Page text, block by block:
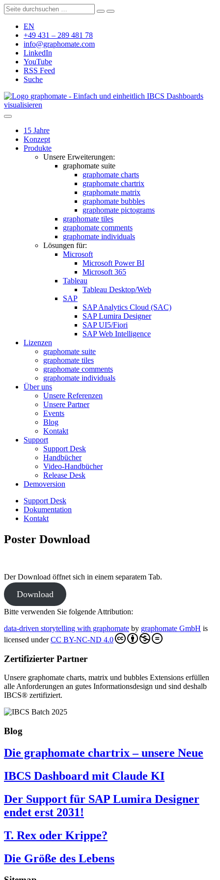
EN
+49 431 – 289 481 78
info@graphomate.com
LinkedIn
YouTube
RSS Feed
Suche
graphomate - Einfach und einheitlich IBCS Dashboards
visualisieren
15 Jahre
Konzept
Produkte
Unsere Erweiterungen:
graphomate suite
graphomate charts
graphomate chartrix
graphomate matrix
graphomate bubbles
graphomate pictograms
graphomate tiles
graphomate comments
graphomate individuals
Lösungen für:
Microsoft
Microsoft Power BI
Microsoft 365
Tableau
Tableau Desktop/Web
SAP
SAP Analytics Cloud (SAC)
SAP Lumira Designer
SAP UI5/Fiori
SAP Web Intelligence
Lizenzen
graphomate suite
graphomate tiles
graphomate comments
graphomate individuals
Über uns
Unsere Referenzen
Unsere Partner
Events
Blog
Kontakt
Support
Support Desk
Handbücher
Video-Handbücher
Release Desk
Demoversion
Support Desk
Dokumentation
Kontakt
Poster Download
Der Download öffnet sich in einem separatem Tab.
Download
Bitte verwenden Sie folgende Attribution:
data-driven storytelling with graphomate by graphomate GmbH is
licensed underCC BY-NC-ND 4.0
Zertifizierter Partner
Unsere graphomate charts, matrix und bubbles Extensions erfüllen
alle Anforderungen an gutes Informa­tionsdesign und sind deshalb
IBCS® zertifiziert.
Blog
Die graphomate chartrix – unsere Neue
IBCS Dashboard mit Claude KI
Der Support für SAP Lumira Designer
endet erst 2031!
T. Rex oder Krippe?
Die Größe des Lebens